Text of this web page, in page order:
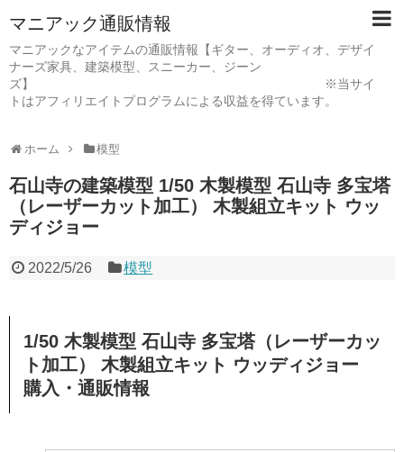
マニアック通販情報
マニアックなアイテムの通販情報【ギター、オーディオ、デザイ
ナーズ家具、建築模型、スニーカー、ジーン
ズ】 ※当サイ
トはアフィリエイトプログラムによる収益を得ています。
ホーム 模型
石山寺の建築模型 1/50 木製模型 石山寺 多宝塔
（レーザーカット加工） 木製組立キット ウッ
ディジョー
2022/5/26 模型
1/50 木製模型 石山寺 多宝塔（レーザーカッ
ト加工） 木製組立キット ウッディジョー
購入・通販情報